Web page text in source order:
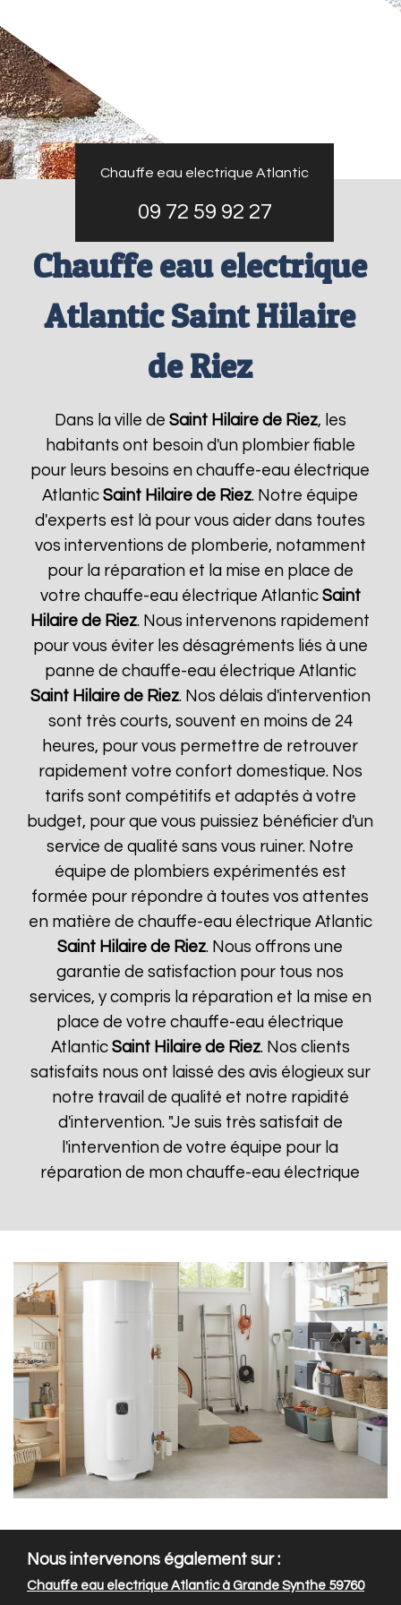
Chauffe eau electrique Atlantic
09 72 59 92 27
Chauffe eau electrique
Atlantic Saint Hilaire
de Riez
Dans la ville de Saint Hilaire de Riez, les
habitants ont besoin d'un plombier fiable
pour leurs besoins en chauffe-eau électrique
AtlanticSaint Hilaire de Riez. Notre équipe
d'experts est là pour vous aider dans toutes
vos interventions de plomberie, notamment
pour la réparation et la mise en place de
votre chauffe-eau électrique Atlantic Saint
Hilaire de Riez. Nous intervenons rapidement
pour vous éviter les désagréments liés à une
panne de chauffe-eau électrique Atlantic
Saint Hilaire de Riez. Nos délais d'intervention
sont très courts, souvent en moins de 24
heures, pour vous permettre de retrouver
rapidement votre confort domestique. Nos
tarifs sont compétitifs et adaptés à votre
budget, pour que vous puissiez bénéficier d'un
service de qualité sans vous ruiner. Notre
équipe de plombiers expérimentés est
formée pour répondre à toutes vos attentes
en matière de chauffe-eau électrique Atlantic
Saint Hilaire de Riez. Nous offrons une
garantie de satisfaction pour tous nos
services, y compris la réparation et la mise en
place de votre chauffe-eau électrique
Atlantic Saint Hilaire de Riez. Nos clients
satisfaits nous ont laissé des avis élogieux sur
notre travail de qualité et notre rapidité
d'intervention. "Je suis très satisfait de
l'intervention de votre équipe pour la
réparation de mon chauffe-eau électrique
Nous intervenons également sur :
Chauffe eau electrique Atlantic à Grande Synthe 59760